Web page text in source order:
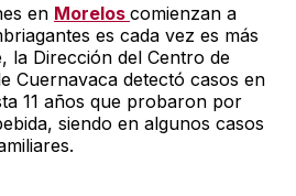
en Morelos comienzan a
es cada vez es más
la Dirección del Centro de
Cuernavaca detectó casos en
11 años que probaron por
siendo en algunos casos